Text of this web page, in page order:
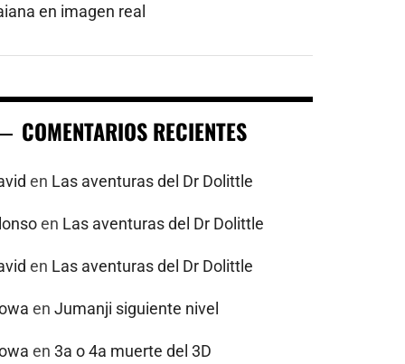
en imagen real
COMENTARIOS RECIENTES
en Las aventuras del Dr Dolittle
en Las aventuras del Dr Dolittle
en Las aventuras del Dr Dolittle
enJumanji siguiente nivel
en3a o 4a muerte del 3D